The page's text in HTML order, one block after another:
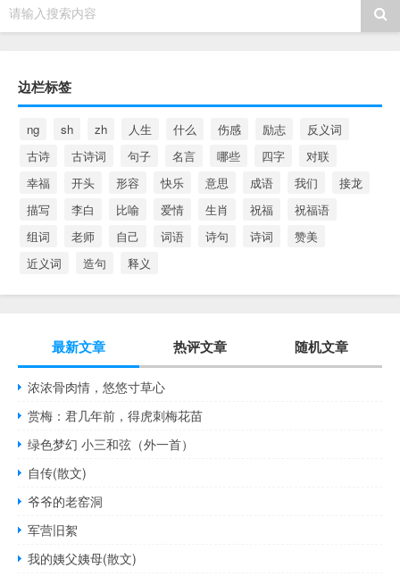
请输入搜索内容
边栏标签
ng sh zh 人生 什么 伤感 励志
反义词
古诗
古诗词 句子 名言 哪些 四字
对联
幸福
开头 形容 快乐 意思 成语 我们
接龙
描写
李白 比喻 爱情 生肖 祝福
祝福语
组词
老师 自己 词语 诗句 诗词
赞美
近义词
造句 释义
最新文章 热评文章 随机文章
浓浓骨肉情，悠悠寸草心
赏梅：君几年前，得虎刺梅花苗
绿色梦幻 小三和弦（外一首）
自传(散文)
爷爷的老窑洞
军营旧絮
我的姨父姨母(散文)